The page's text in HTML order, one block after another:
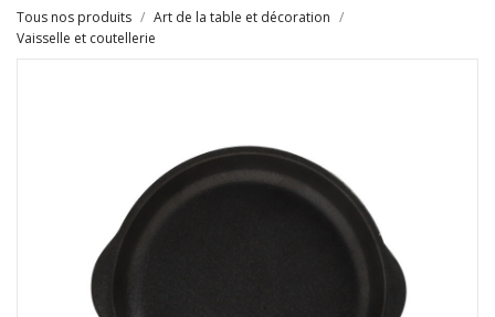
Tous nos produits / Art de la table et décoration /
Vaisselle et coutellerie